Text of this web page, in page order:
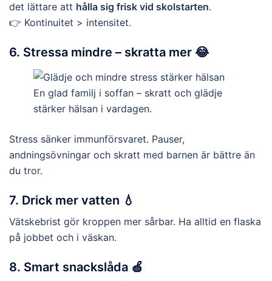
det lättare att hålla sig frisk vid skolstarten.
👉 Kontinuitet > intensitet.
6. Stressa mindre – skratta mer 😂
En glad familj i soffan – skratt och glädje
stärker hälsan i vardagen.
Stress sänker immunförsvaret. Pauser,
andningsövningar och skratt med barnen är bättre än
du tror.
7. Drick mer vatten 💧
Vätskebrist gör kroppen mer sårbar. Ha alltid en flaska
på jobbet och i väskan.
8. Smart snackslåda 🍏